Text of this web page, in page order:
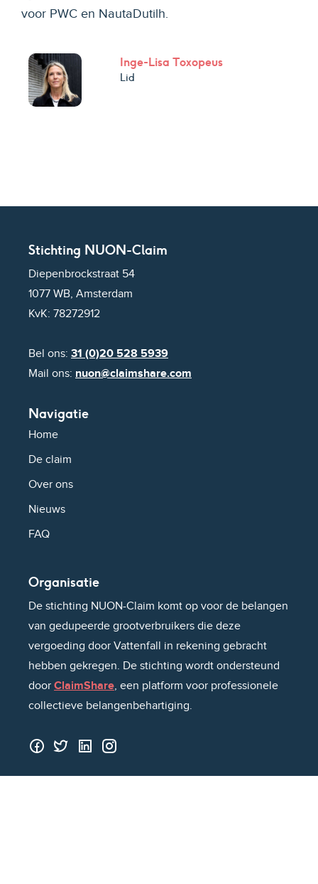
voor PWC en NautaDutilh.
Inge-Lisa Toxopeus
Lid
Stichting NUON-Claim
Diepenbrockstraat 54
1077 WB, Amsterdam
KvK: 78272912
Bel ons: 31 (0)20 528 5939
Mail ons: nuon@claimshare.com
Navigatie
Home
De claim
Over ons
Nieuws
FAQ
Organisatie
De stichting NUON-Claim komt op voor de belangen
van gedupeerde grootverbruikers die deze
vergoeding door Vattenfall in rekening gebracht
hebben gekregen. De stichting wordt ondersteund
door ClaimShare, een platform voor professionele
collectieve belangenbehartiging.